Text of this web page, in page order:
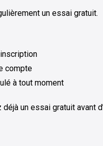
un essai gratuit.
compte
à tout moment
un essai gratuit avant